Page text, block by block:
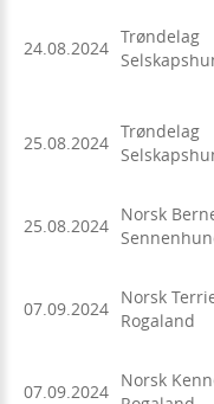
24.08.2024
Trøndelag
25.08.2024
Trøndelag
25.08.2024
Norsk
07.09.2024
Norsk
Rogaland
07.09.2024
Norsk